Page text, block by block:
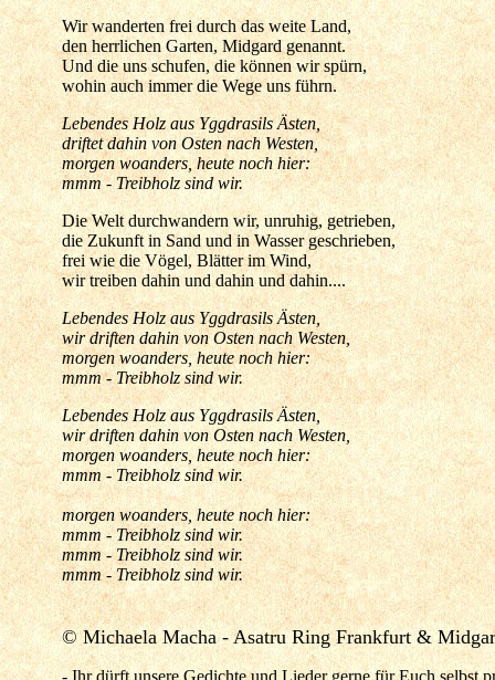
Wir wanderten frei durch das weite Land,
den herrlichen Garten, Midgard genannt.
Und die uns schufen, die können wir spürn,
wohin auch immer die Wege uns führn.
Lebendes Holz aus Yggdrasils Ästen,
driftet dahin von Osten nach Westen,
morgen woanders, heute noch hier:
mmm - Treibholz sind wir.
Die Welt durchwandern wir, unruhig, getrieben,
die Zukunft in Sand und in Wasser geschrieben,
frei wie die Vögel, Blätter im Wind,
wir treiben dahin und dahin und dahin....
Lebendes Holz aus Yggdrasils Ästen,
wir driften dahin von Osten nach Westen,
morgen woanders, heute noch hier:
mmm - Treibholz sind wir.
Lebendes Holz aus Yggdrasils Ästen,
wir driften dahin von Osten nach Westen,
morgen woanders, heute noch hier:
mmm - Treibholz sind wir.
morgen woanders, heute noch hier:
mmm - Treibholz sind wir.
mmm - Treibholz sind wir.
mmm - Treibholz sind wir.
© Michaela Macha - Asatru Ring Frankfurt &